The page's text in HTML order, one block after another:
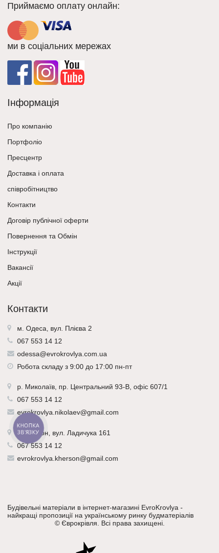
Приймаємо оплату онлайн:
ми в соціальних мережах
Інформація
Про компанію
Портфоліо
Пресцентр
Доставка і оплата
співробітництво
Контакти
Договір публічної оферти
Повернення та Обмін
Інструкції
Вакансії
Акції
Контакти
м. Одеса, вул. Плієва 2
067 553 14 12
odessa@evrokrovlya.com.ua
Робота складу з 9:00 до 17:00 пн-пт
р. Миколаїв , пр. Центральний 93-В, офіс 607/1
067 553 14 12
evrokrovlya.nikolaev@gmail.com
р.Херсон , вул. Ладичука 161
067 553 14 12
evrokrovlya.kherson@gmail.com
Будівельні матеріали в інтернет-магазині EvroKrovlya -
найкращі пропозиції на українському ринку будматеріалів
© Єврокрівля . Всі права захищені.
КНОПКА
ЗВ'ЯЗКУ